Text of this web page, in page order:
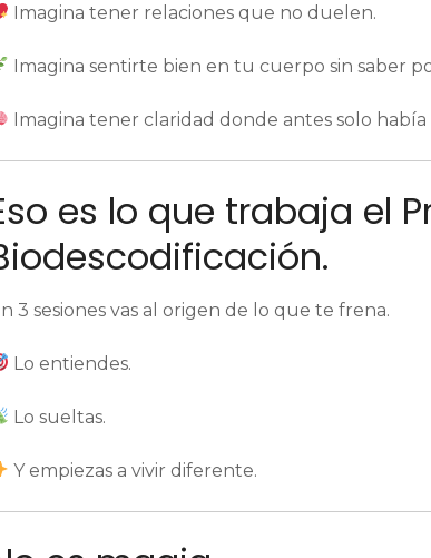
Imagina tener relaciones que no duelen.
Imagina sentirte bien en tu cuerpo sin saber
Imagina tener claridad donde antes solo había
es lo que trabaja el
3 sesiones vas al origen de lo que te frena.
Lo entiendes.
Lo sueltas.
Y empiezas a vivir diferente.